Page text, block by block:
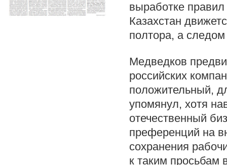
выработке
Казахстан
полтора, а
Медведков
российских
положительный,
упомянул, хотя
отечественный
преференций на
сохранения
к таким просьбам